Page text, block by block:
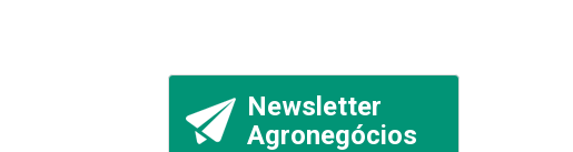
Newsletter
Agronegócios